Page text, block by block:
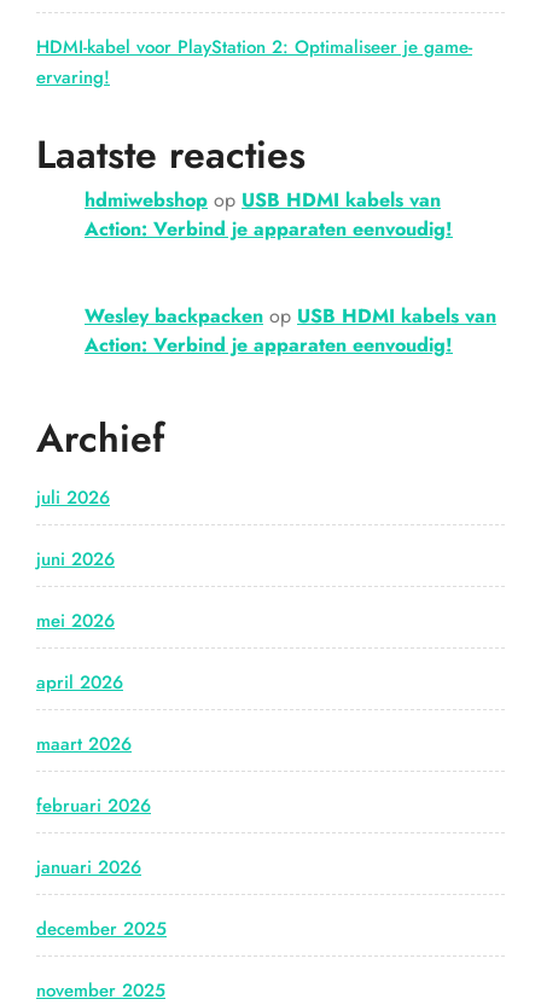
HDMI-kabel voor PlayStation 2: Optimaliseer je game-
ervaring!
Laatste reacties
hdmiwebshop op USB HDMI kabels van
Action: Verbind je apparaten eenvoudig!
Wesley backpacken op USB HDMI kabels van
Action: Verbind je apparaten eenvoudig!
Archief
juli 2026
juni 2026
mei 2026
april 2026
maart 2026
februari 2026
januari 2026
december 2025
november 2025